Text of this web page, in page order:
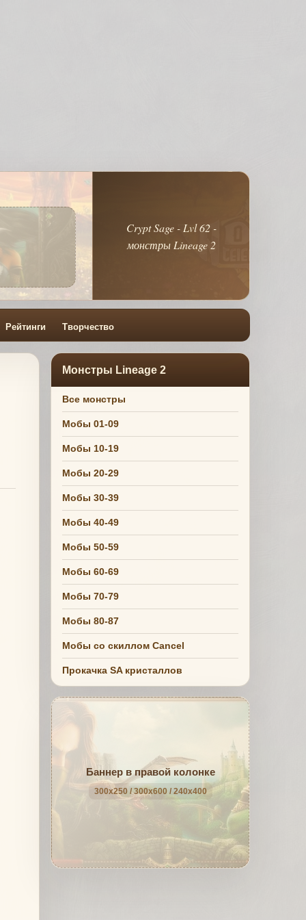
Crypt Sage - Lvl 62 -
монстры Lineage 2
Рейтинги Творчество
Монстры Lineage 2
Все монстры
Мобы 01-09
Мобы 10-19
Мобы 20-29
Мобы 30-39
Мобы 40-49
Мобы 50-59
Мобы 60-69
Мобы 70-79
Мобы 80-87
Мобы со скиллом Cancel
Прокачка SA кристаллов
Баннер в правой колонке
300x250 / 300x600 / 240x400